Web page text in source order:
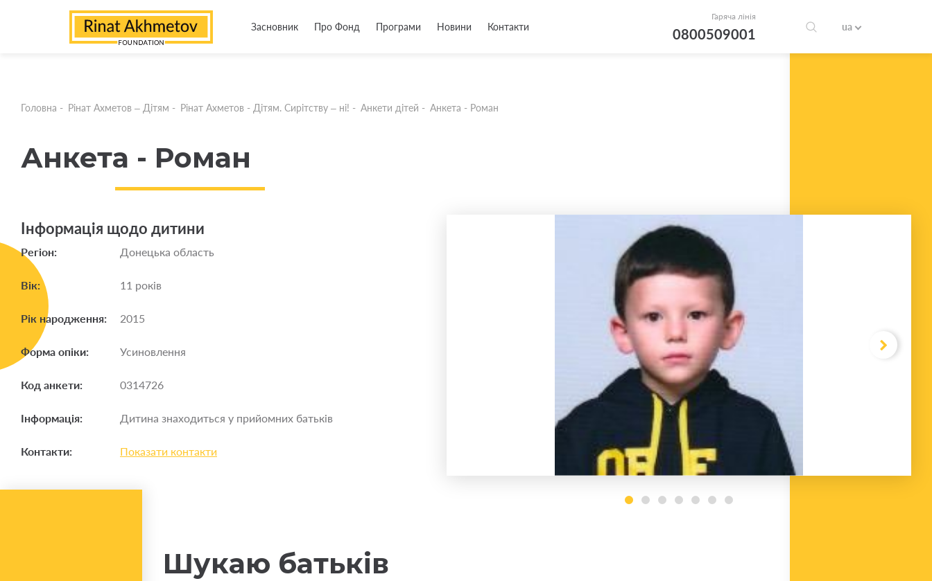
Засновник Про Фонд Програми Новини Контакти
Гаряча лінія
0800509001 ua
Головна - Рінат Ахметов – Дітям - Рінат Ахметов - Дітям. Сирітству – ні! - Анкети дітей - Анкета - Роман
Анкета - Роман
Інформація щодо дитини
Регіон: Донецька область
Вік: 11 років
Рік народження: 2015
Форма опіки: Усиновлення
Код анкети: 0314726
Інформація: Дитина знаходиться у прийомних батьків
Контакти: Показати контакти
Шукаю батьків